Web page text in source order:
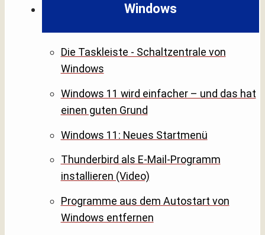
Windows
Die Taskleiste - Schaltzentrale von
Windows
Windows 11 wird einfacher – und das hat
einen guten Grund
Windows 11: Neues Startmenü
Thunderbird als E-Mail-Programm
installieren (Video)
Programme aus dem Autostart von
Windows entfernen